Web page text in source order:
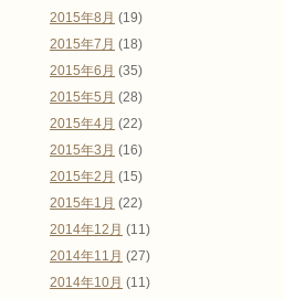
2015年8月 (19)
2015年7月 (18)
2015年6月 (35)
2015年5月 (28)
2015年4月 (22)
2015年3月 (16)
2015年2月 (15)
2015年1月 (22)
2014年12月 (11)
2014年11月 (27)
2014年10月 (11)